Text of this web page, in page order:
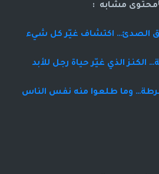
مشابه :
الصدئ… اكتشاف غيّر كل شيء
الكنز الذي غيّر حياة رجل للأبد
وما طلعوا منه نفس الناس